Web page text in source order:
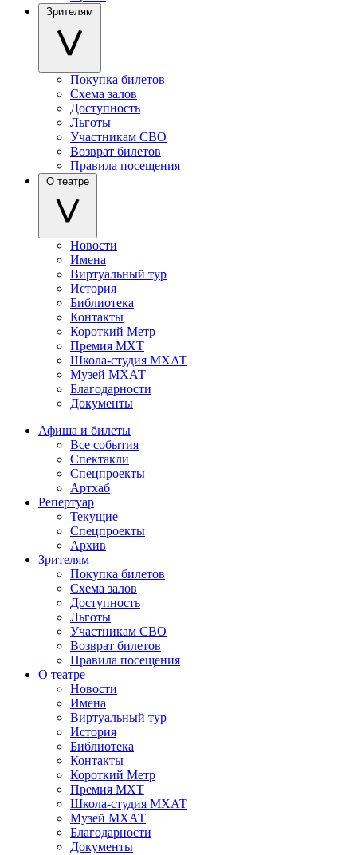
Зрителям
Покупка билетов
Схема залов
Доступность
Льготы
Участникам СВО
Возврат билетов
Правила посещения
О театре
Новости
Имена
Виртуальный тур
История
Библиотека
Контакты
Короткий Метр
Премия МХТ
Школа-студия МХАТ
Музей МХАТ
Благодарности
Документы
Афиша и билеты
Все события
Спектакли
Спецпроекты
Артхаб
Репертуар
Текущие
Спецпроекты
Архив
Зрителям
Покупка билетов
Схема залов
Доступность
Льготы
Участникам СВО
Возврат билетов
Правила посещения
О театре
Новости
Имена
Виртуальный тур
История
Библиотека
Контакты
Короткий Метр
Премия МХТ
Школа-студия МХАТ
Музей МХАТ
Благодарности
Документы